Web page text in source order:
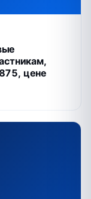
цене